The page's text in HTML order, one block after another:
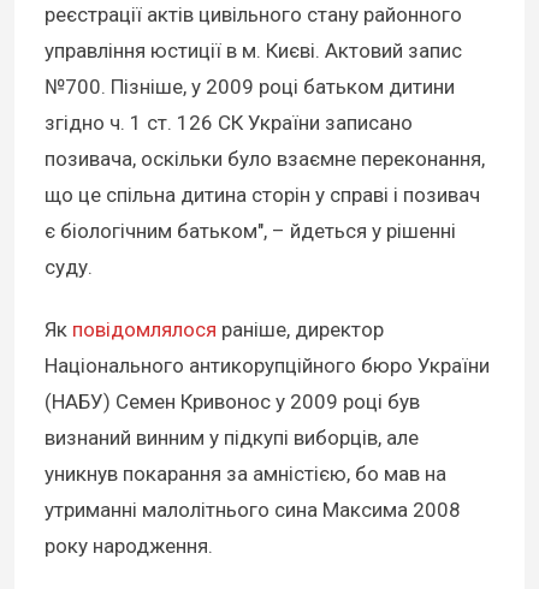
реєстрації актів цивільного стану районного
управління юстиції в м. Києві. Актовий запис
№700. Пізніше, у 2009 році батьком дитини
згідно ч. 1 ст. 126 СК України записано
позивача, оскільки було взаємне переконання,
що це спільна дитина сторін у справі і позивач
є біологічним батьком", – йдеться у рішенні
суду.
Як повідомлялося раніше, директор
Національного антикорупційного бюро України
(НАБУ) Семен Кривонос у 2009 році був
визнаний винним у підкупі виборців, але
уникнув покарання за амністією, бо мав на
утриманні малолітнього сина Максима 2008
року народження.